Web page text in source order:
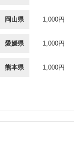
岡山県 1,000円
愛媛県 1,000円
熊本県 1,000円